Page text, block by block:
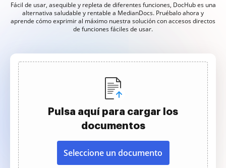
Fácil de usar, asequible y repleta de diferentes funciones, DocHub es una
alternativa saludable y rentable a MedianDocs. Pruébalo ahora y
aprende cómo exprimir al máximo nuestra solución con accesos directos
de funciones fáciles de usar.
Pulsa aquí para cargar los
documentos
Seleccione un documento